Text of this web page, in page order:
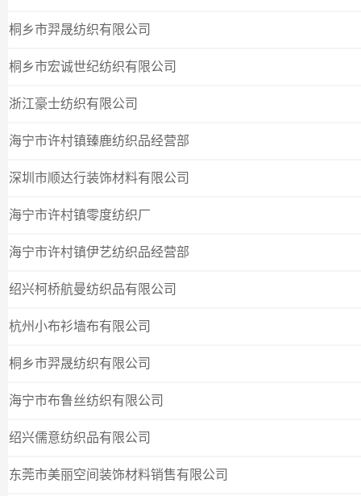
桐乡市羿晟纺织有限公司
桐乡市宏诚世纪纺织有限公司
浙江豪士纺织有限公司
海宁市许村镇臻鹿纺织品经营部
深圳市顺达行装饰材料有限公司
海宁市许村镇零度纺织厂
海宁市许村镇伊艺纺织品经营部
绍兴柯桥航曼纺织品有限公司
杭州小布衫墙布有限公司
桐乡市羿晟纺织有限公司
海宁市布鲁丝纺织有限公司
绍兴儒意纺织品有限公司
东莞市美丽空间装饰材料销售有限公司